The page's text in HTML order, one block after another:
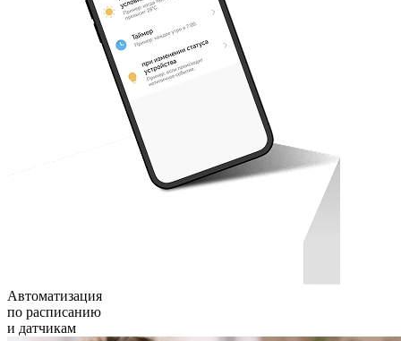
Автоматизация
по расписанию
и датчикам